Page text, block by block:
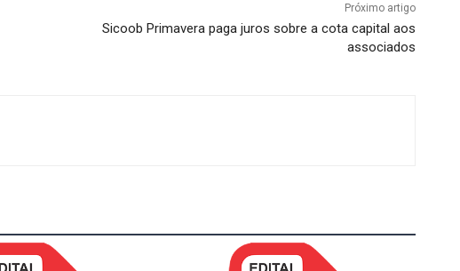
Próximo artigo
Sicoob Primavera paga juros sobre a cota capital aos
associados